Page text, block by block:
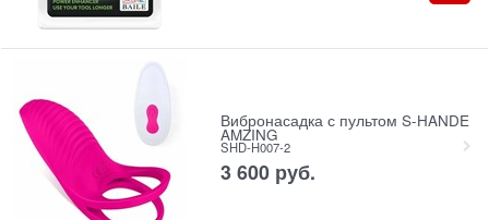
Вибронасадка с пультом S-HANDE
AMZING
SHD-H007-2
3 600 руб.